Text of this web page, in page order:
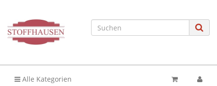
Alle Kategorien